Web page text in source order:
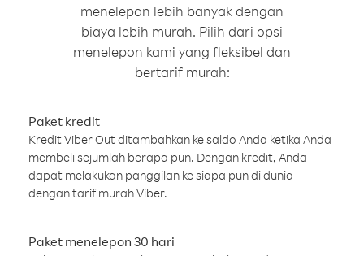
menelepon lebih banyak dengan
biaya lebih murah. Pilih dari opsi
menelepon kami yang fleksibel dan
bertarif murah:
Paket kredit
Kredit Viber Out ditambahkan ke saldo Anda ketika Anda
membeli sejumlah berapa pun. Dengan kredit, Anda
dapat melakukan panggilan ke siapa pun di dunia
dengan tarif murah Viber.
Paket menelepon 30 hari